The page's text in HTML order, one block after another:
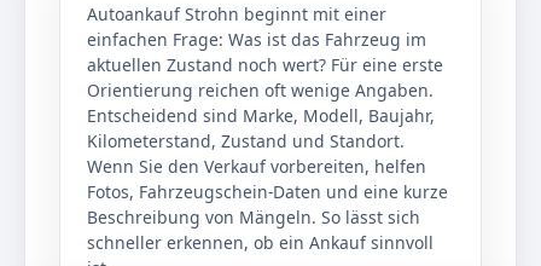
Autoankauf Strohn beginnt mit einer
einfachen Frage: Was ist das Fahrzeug im
aktuellen Zustand noch wert? Für eine erste
Orientierung reichen oft wenige Angaben.
Entscheidend sind Marke, Modell, Baujahr,
Kilometerstand, Zustand und Standort.
Wenn Sie den Verkauf vorbereiten, helfen
Fotos, Fahrzeugschein-Daten und eine kurze
Beschreibung von Mängeln. So lässt sich
schneller erkennen, ob ein Ankauf sinnvoll